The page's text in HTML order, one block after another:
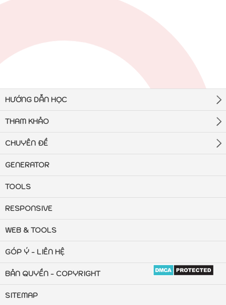
HƯỚNG DẪN HỌC
THAM KHẢO
CHUYÊN ĐỀ
GENERATOR
TOOLS
RESPONSIVE
WEB & TOOLS
GÓP Ý - LIÊN HỆ
BẢN QUYỀN - COPYRIGHT
SITEMAP